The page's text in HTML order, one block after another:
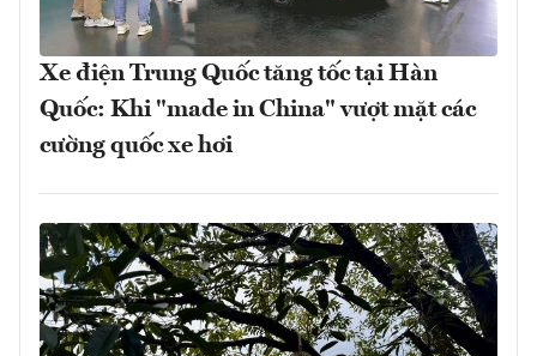
Xe điện Trung Quốc tăng tốc tại Hàn
Quốc: Khi "made in China" vượt mặt các
cường quốc xe hơi